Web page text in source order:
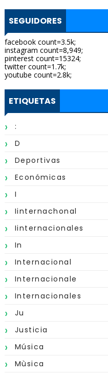
SEGUIDORES
facebook count=3.5k;
instagram count=8,949;
pinterest count=15324;
twitter count=1.7k;
youtube count=2.8k;
ETIQUETAS
:
D
Deportivas
Económicas
I
Iinternachonal
Iinternacionales
In
Internacional
Internacionale
Internacionales
Ju
Justicia
Música
Mùsica